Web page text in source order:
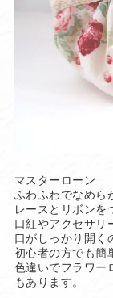
マスターローン
ふわふわでなめら
レースとリボンを
口紅やアクセサリ
口がしっかり開く
初心者の方でも簡
色違いでフラワ
もあります。